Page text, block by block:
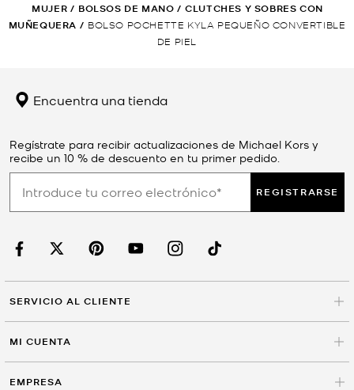
MUJER / BOLSOS DE MANO / CLUTCHES Y SOBRES CON
MUÑEQUERA / BOLSO POCHETTE KYLA PEQUEÑO CONVERTIBLE
DE PIEL
Encuentra una tienda
Regístrate para recibir actualizaciones de Michael Kors y
recibe un 10 % de descuento en tu primer pedido.
REGISTRARSE
SERVICIO AL CLIENTE
MI CUENTA
EMPRESA